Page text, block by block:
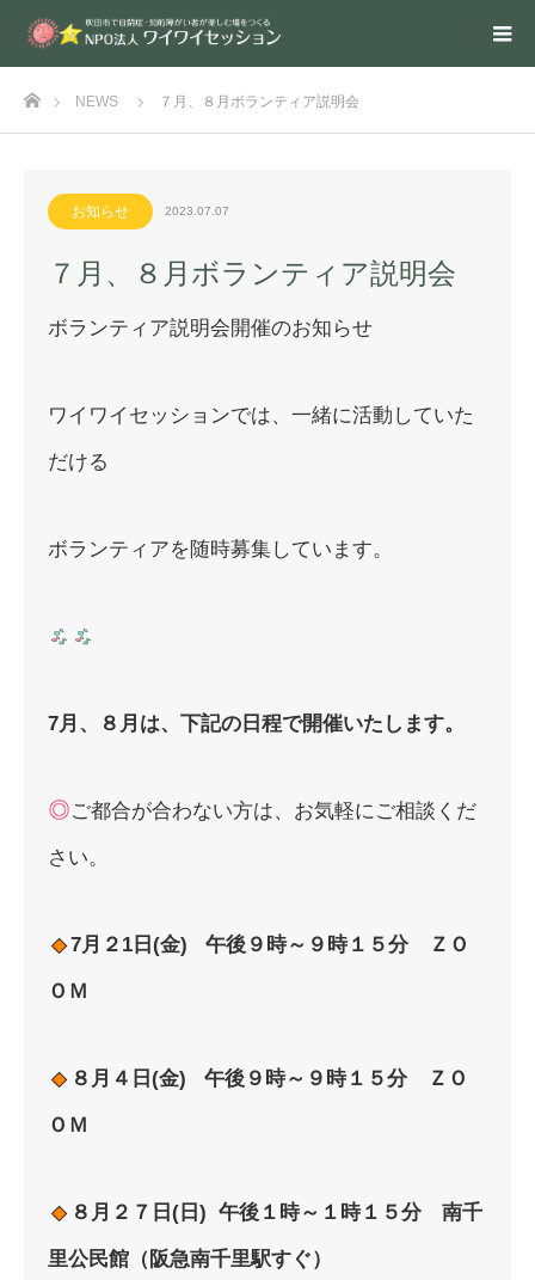
ホームNEWS ７月、８月ボランティア説明会
お知らせ 2023.07.07
７月、８月ボランティア説明会
ボランティア説明会開催のお知らせ
ワイワイセッションでは、一緒に活動していた
だける
ボランティアを随時募集しています。
7月、８月は、 下記の日程で開催いたします。
ご都合が合わない方は、お気軽にご相談くだ
さい。
7月２1日(金) 午後９時～９時１５分 ＺＯ
ＯＭ
８月４日(金) 午後９時～９時１５分 ＺＯ
ＯＭ
８月２７日(日) 午後１時～１時１５分 南千
里公民館（阪急南千里駅すぐ）